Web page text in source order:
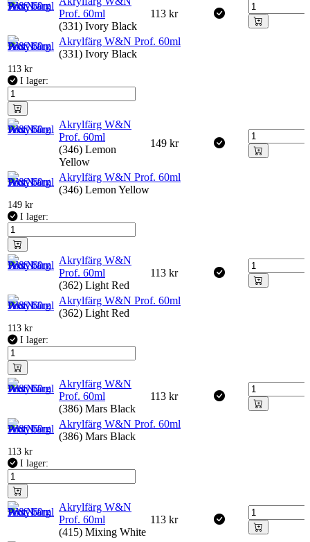
Prof. 60ml
(331) Ivory Black
113 kr
Akrylfärg W&N Prof. 60ml
(331) Ivory Black
113 kr
I lager:
Akrylfärg W&N
Prof. 60ml
(346) Lemon
Yellow
149 kr
Akrylfärg W&N Prof. 60ml
(346) Lemon Yellow
149 kr
I lager:
Akrylfärg W&N
Prof. 60ml
(362) Light Red
113 kr
Akrylfärg W&N Prof. 60ml
(362) Light Red
113 kr
I lager:
Akrylfärg W&N
Prof. 60ml
(386) Mars Black
113 kr
Akrylfärg W&N Prof. 60ml
(386) Mars Black
113 kr
I lager:
Akrylfärg W&N
Prof. 60ml
(415) Mixing White
113 kr